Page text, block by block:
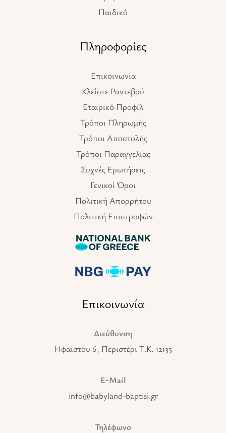
Παιδικό
Πληροφορίες
Επικοινωνία
Κλείστε Ραντεβού
Εταιρικό Προφίλ
Τρόποι Πληρωμής
Τρόποι Αποστολής
Τρόποι Παραγγελίας
Συχνές Ερωτήσεις
Γενικοί Όροι
Πολιτική Απορρήτου
Πολιτική Επιστροφών
Επικοινωνία
Διεύθυνση
Ηφαίστου 6, Περιστέρι T.K. 12135
E-Mail
info@babyland-baptisi.gr
Τηλέφωνο